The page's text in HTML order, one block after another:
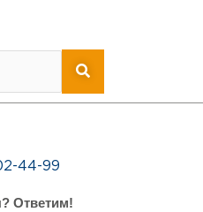
44-99
Ответим!